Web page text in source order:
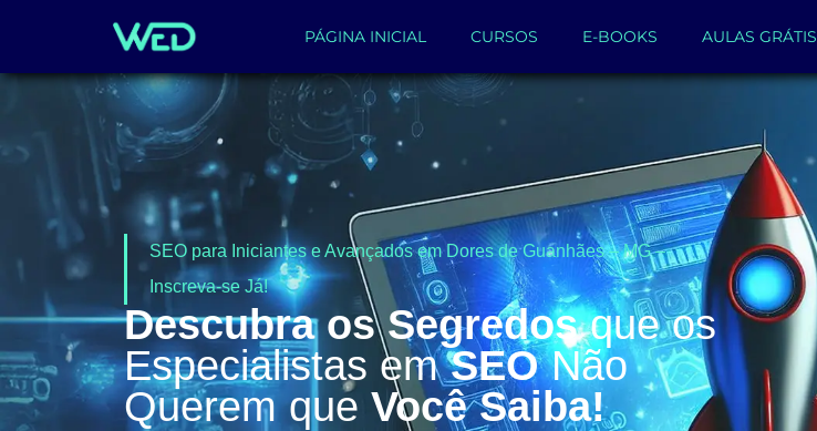
PÁGINA INICIAL CURSOS E-BOOKS AULAS GRÁTIS
SEO para Iniciantes e Avançados em Dores de Guanhães – MG –
Inscreva-se Já!
Descubra os Segredosque os
Especialistas emSEONão
Querem que Você Saiba!